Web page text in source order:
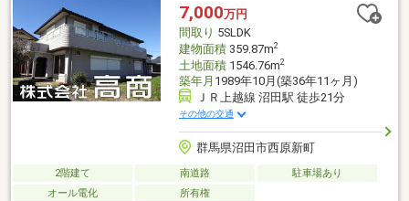
7,000万円
間取り 5SLDK
建物面積359.87m2
土地面積1546.76m2
築年月 1989年10月(築36年11ヶ月)
ＪＲ上越線 沼田駅 徒歩21分
その他の交通
群馬県沼田市西原新町
2階建て 南道路
駐車場あり
オール電化
所有権